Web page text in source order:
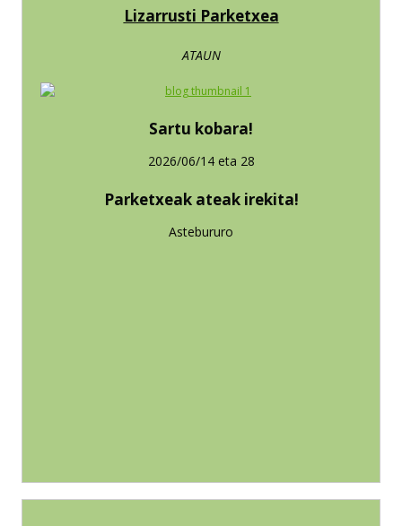
Lizarrusti Parketxea
ATAUN
Sartu kobara!
2026/06/14 eta 28
Parketxeak ateak irekita!
Astebururo